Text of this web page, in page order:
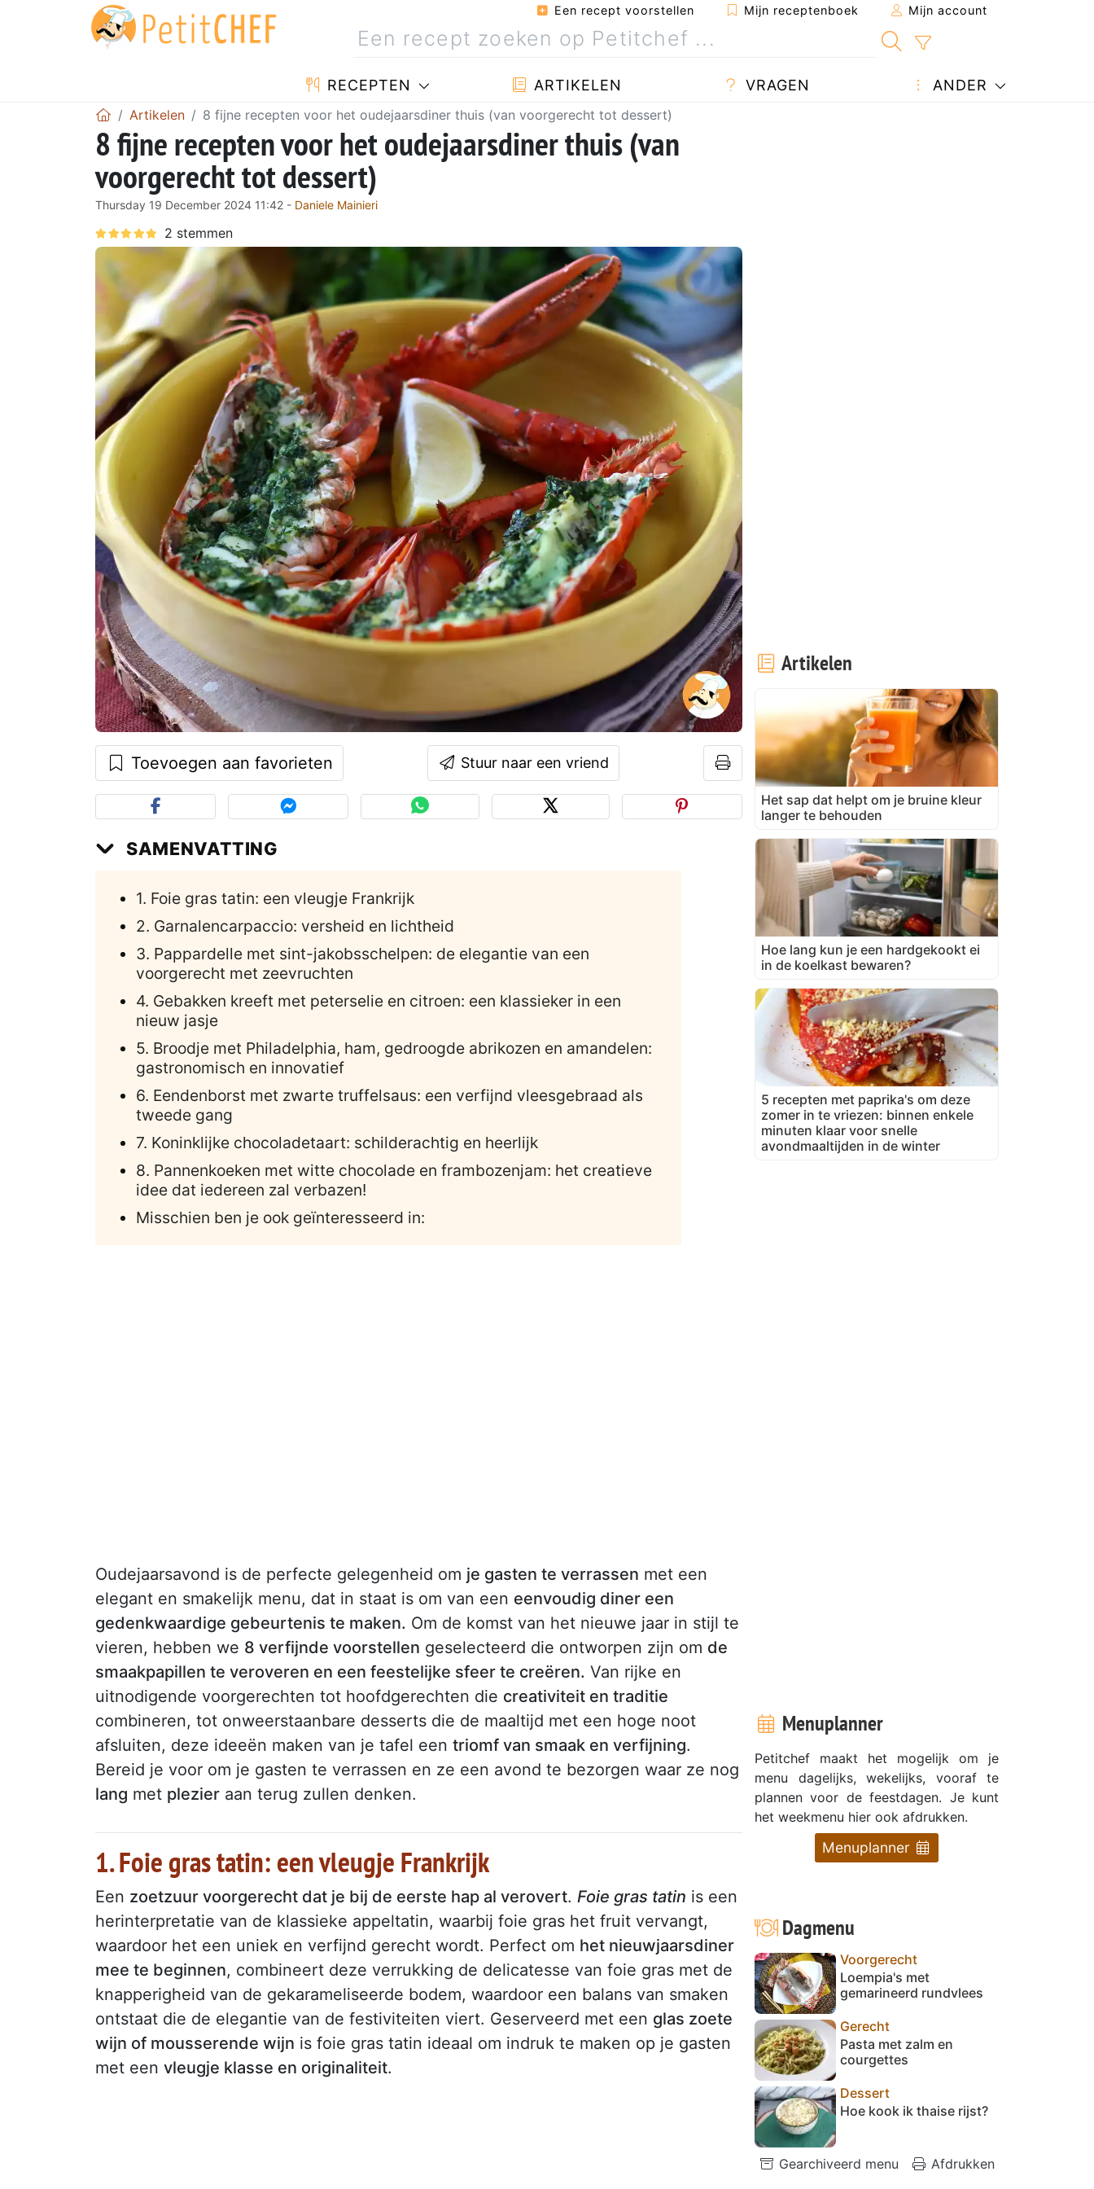
Een recept voorstellen Mijn receptenboek Mijn account
RECEPTEN ARTIKELEN VRAGEN ANDER
Artikelen 8 fijne recepten voor het oudejaarsdiner thuis (van voorgerecht tot dessert)
8 fijne recepten voor het oudejaarsdiner thuis (van
voorgerecht tot dessert)
Thursday 19 December 2024 11:42 - Daniele Mainieri
Toevoegen aan favorieten Stuur naar een vriend
SAMENVATTING
1. Foie gras tatin: een vleugje Frankrijk
2. Garnalencarpaccio: versheid en lichtheid
3. Pappardelle met sint-jakobsschelpen: de elegantie van een
voorgerecht met zeevruchten
4. Gebakken kreeft met peterselie en citroen: een klassieker in een
nieuw jasje
5. Broodje met Philadelphia, ham, gedroogde abrikozen en amandelen:
gastronomisch en innovatief
6. Eendenborst met zwarte truffelsaus: een verfijnd vleesgebraad als
tweede gang
7. Koninklijke chocoladetaart: schilderachtig en heerlijk
8. Pannenkoeken met witte chocolade en frambozenjam: het creatieve
idee dat iedereen zal verbazen!
Misschien ben je ook geïnteresseerd in:
Oudejaarsavond is de perfecte gelegenheid om je gasten te verrassen met een
elegant en smakelijk menu, dat in staat is om van een eenvoudig diner een
gedenkwaardige gebeurtenis te maken. Om de komst van het nieuwe jaar in stijl te
vieren, hebben we 8 verfijnde voorstellen geselecteerd die ontworpen zijn om de
smaakpapillen te veroveren en een feestelijke sfeer te creëren. Van rijke en
uitnodigende voorgerechten tot hoofdgerechten die creativiteit en traditie
combineren, tot onweerstaanbare desserts die de maaltijd met een hoge noot
afsluiten, deze ideeën maken van je tafel een triomf van smaak en verfijning.
Bereid je voor om je gasten te verrassen en ze een avond te bezorgen waar ze nog
lang met plezier aan terug zullen denken.
1. Foie gras tatin: een vleugje Frankrijk
Een zoetzuur voorgerecht dat je bij de eerste hap al verovert. Foie gras tatin is een
herinterpretatie van de klassieke appeltatin, waarbij foie gras het fruit vervangt,
waardoor het een uniek en verfijnd gerecht wordt. Perfect om het nieuwjaarsdiner
mee te beginnen, combineert deze verrukking de delicatesse van foie gras met de
knapperigheid van de gekarameliseerde bodem, waardoor een balans van smaken
ontstaat die de elegantie van de festiviteiten viert. Geserveerd met een glas zoete
wijn of mousserende wijn is foie gras tatin ideaal om indruk te maken op je gasten
met een vleugje klasse en originaliteit.
Artikelen
Het sap dat helpt om je bruine kleur
langer te behouden
Hoe lang kun je een hardgekookt ei
in de koelkast bewaren?
5 recepten met paprika's om deze
zomer in te vriezen: binnen enkele
minuten klaar voor snelle
avondmaaltijden in de winter
Menuplanner
Petitchef maakt het mogelijk om je
menu dagelijks, wekelijks, vooraf te
plannen voor de feestdagen. Je kunt
het weekmenu hier ook afdrukken.
Menuplanner
Dagmenu
Voorgerecht
Loempia's met
gemarineerd rundvlees
Gerecht
Pasta met zalm en
courgettes
Dessert
Hoe kook ik thaise rijst?
Gearchiveerd menu Afdrukken